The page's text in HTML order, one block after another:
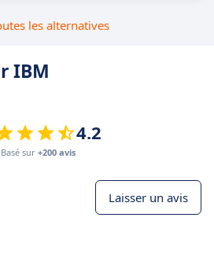
les alternatives
IBM
4.2
Basé sur +200 avis
Laisser un avis